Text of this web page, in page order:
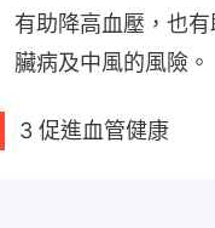
有助降高血壓，也
臟病及中風的風險。
3 促進血管健康